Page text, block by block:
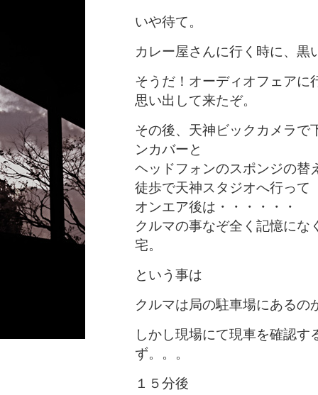
いや待て。
カレー屋さんに行く時に、黒
そうだ！オーディオフェアに
思い出して来たぞ。
その後、天神ビックカメラで
ンカバーと
ヘッドフォンのスポンジの替
徒歩で天神スタジオへ行っ
オンエア後は・・・・・・
クルマの事なぞ全く記憶にな
宅。
という事は
クルマは局の駐車場にあるの
しかし現場にて現車を確認
ず。。。
１５分後